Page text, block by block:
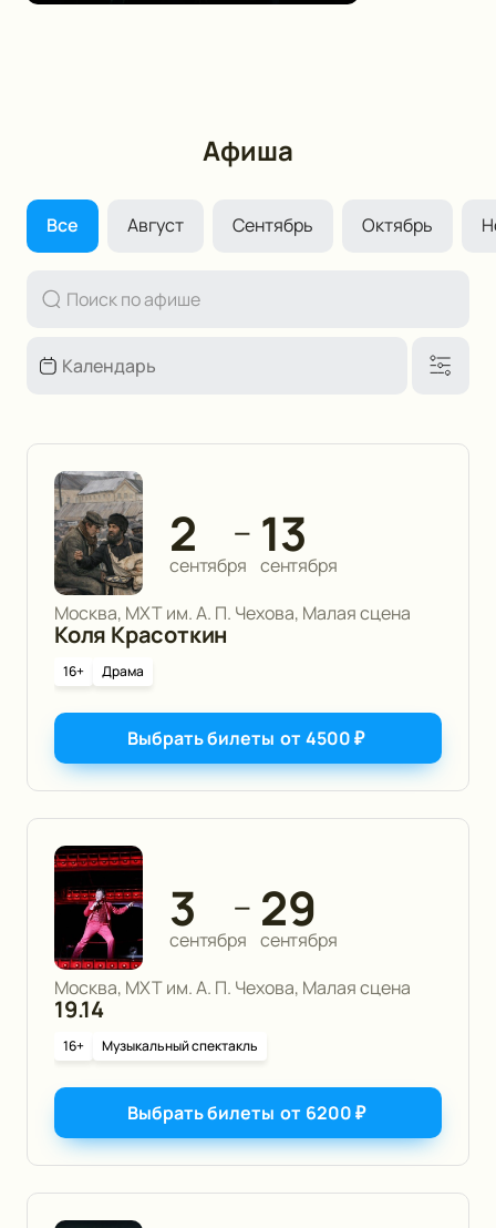
Афиша
Все Август Сентябрь Октябрь
2
сентября
— 13
сентября
Москва, МХТ им. А. П. Чехова, Малая сцена
Коля Красоткин
16+ Драма
Выбрать билеты от4500₽
3
сентября
— 29
сентября
Москва, МХТ им. А. П. Чехова, Малая сцена
19.14
16+ Музыкальный спектакль
Выбрать билеты от 6200₽